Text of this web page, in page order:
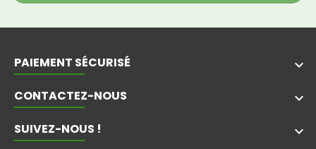
PAIEMENT SÉCURISÉ keyboard_arrow_down
CONTACTEZ-NOUS keyboard_arrow_down
SUIVEZ-NOUS ! keyboard_arrow_down